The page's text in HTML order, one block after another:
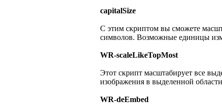
capitalSize
С этим скриптом вы сможете
символов. Возможные единицы
WR-scaleLikeTopMost
Этот скрипт масштабирует все
изображения в выделенной
WR-deEmbed